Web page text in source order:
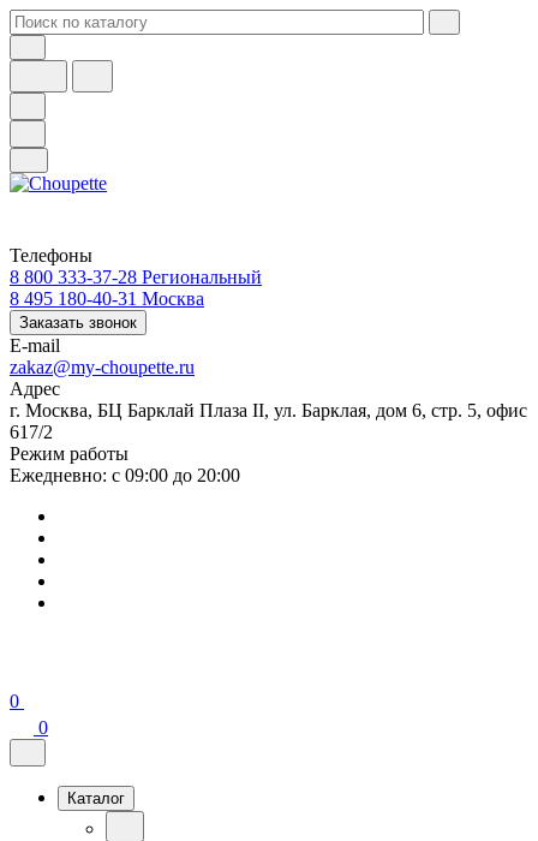
Телефоны
8 800 333-37-28 Региональный
8 495 180-40-31 Москва
Заказать звонок
E-mail
zakaz@my-choupette.ru
Адрес
г. Москва, БЦ Барклай Плаза II, ул. Барклая, дом 6, стр. 5, офис
617/2
Режим работы
Ежедневно: с 09:00 до 20:00
0
0
Каталог